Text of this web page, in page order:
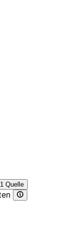
1 Quelle